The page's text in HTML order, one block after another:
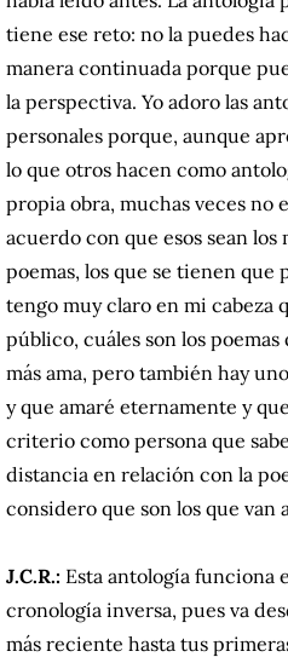
tiene ese reto: no la puedes
manera continuada porque
la perspectiva. Yo adoro las
personales porque, aunque
lo que otros hacen como
propia obra, muchas veces no
acuerdo con que esos sean los
poemas, los que se tienen que
tengo muy claro en mi cabeza
público, cuáles son los poemas
más ama, pero también hay
y que amaré eternamente y
criterio como persona que
distancia en relación con la
considero que son los que van
J.C.R.: Esta antología funciona
cronología inversa, pues va
más reciente hasta tus